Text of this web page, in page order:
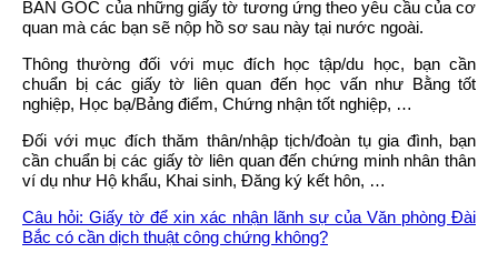
BẢN GỐC của những giấy tờ tương ứng theo yêu cầu của cơ
quan mà các bạn sẽ nộp hồ sơ sau này tại nước ngoài.
Thông thường đối với mục đích học tập/du học, bạn cần
chuẩn bị các giấy tờ liên quan đến học vấn như Bằng tốt
nghiệp, Học bạ/Bảng điểm, Chứng nhận tốt nghiệp, …
Đối với mục đích thăm thân/nhập tịch/đoàn tụ gia đình, bạn
cần chuẩn bị các giấy tờ liên quan đến chứng minh nhân thân
ví dụ như Hộ khẩu, Khai sinh, Đăng ký kết hôn, …
Câu hỏi: Giấy tờ để xin xác nhận lãnh sự của Văn phòng Đài
Bắc có cần dịch thuật công chứng không?